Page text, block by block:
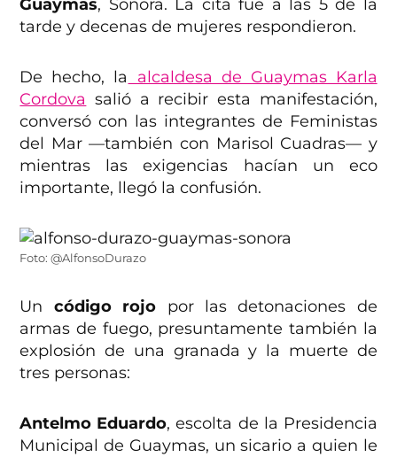
Guaymas, Sonora. La cita fue a las 5 de la
tarde y decenas de mujeres respondieron.
De hecho, la
alcaldesa de Guaymas Karla
Cordova salió a recibir esta manifestación,
conversó con las integrantes de Feministas
del Mar —también con Marisol Cuadras— y
mientras las exigencias hacían un eco
importante, llegó la confusión.
Foto: @AlfonsoDurazo
Un código rojo por las detonaciones de
armas de fuego, presuntamente también la
explosión de una granada y la muerte de
tres personas:
Antelmo Eduardo, escolta de la Presidencia
Municipal de Guaymas, un sicario a quien le